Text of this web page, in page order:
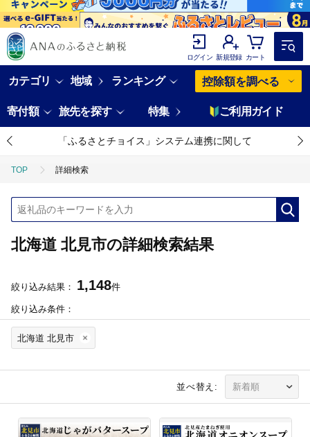
ログイン 新規登録 カート
カテゴリ 地域 ランキング 控除額を調べる
寄付額 旅先を探す 特集 ご利用ガイド
「ふるさとチョイス」システム連携に関して
TOP 詳細検索
北海道 北見市の詳細検索結果
絞り込み結果： 1,148件
絞り込み条件：
北海道 北見市
並べ替え: